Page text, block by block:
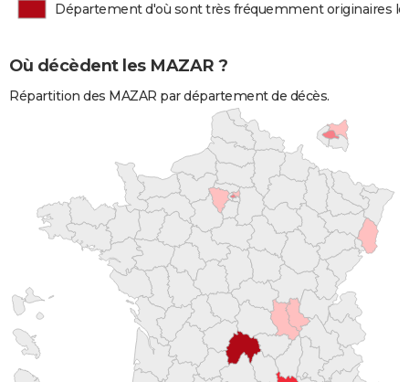
Département d'où sont très fréquemment originaires
Où décèdent les MAZAR ?
Répartition des MAZAR par département de décès.